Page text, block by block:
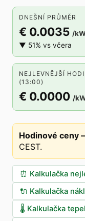
DNEŠNÍ PRŮMĚR
€ 0.0035 /
▼ 51% vs včera
NEJLEVNĚJŠÍ
(13:00)
€ 0.0000 /
Hodinové ceny
CEST.
⏰ Kalkulačka
🔌 Kalkulačka
🌡️ Kalkulačka